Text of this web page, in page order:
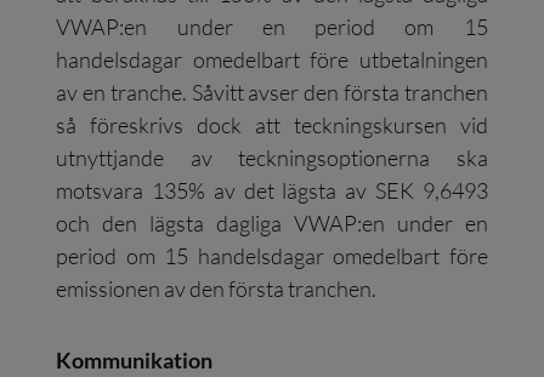
VWAP:en under en period om 15
handelsdagar omedelbart före utbetalningen
av en tranche. Såvitt avser den första tranchen
så föreskrivs dock att teckningskursen vid
utnyttjande av teckningsoptionerna ska
motsvara 135% av det lägsta av SEK 9,6493
och den lägsta dagliga VWAP:en under en
period om 15 handelsdagar omedelbart före
emissionen av den första tranchen.
Kommunikation